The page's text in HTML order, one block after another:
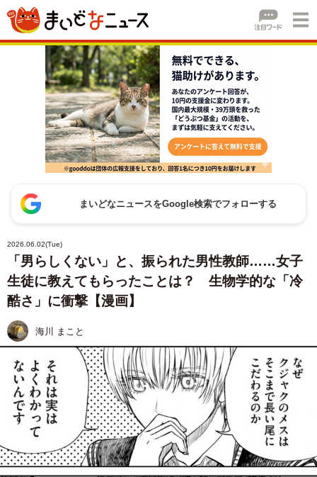
まいどなニュースをGoogle検索でフォローする
2026.06.02(Tue)
「男らしくない」と、振られた男性教師……女子
生徒に教えてもらったことは？ 生物学的な「冷
酷さ」に衝撃【漫画】
海川 まこと